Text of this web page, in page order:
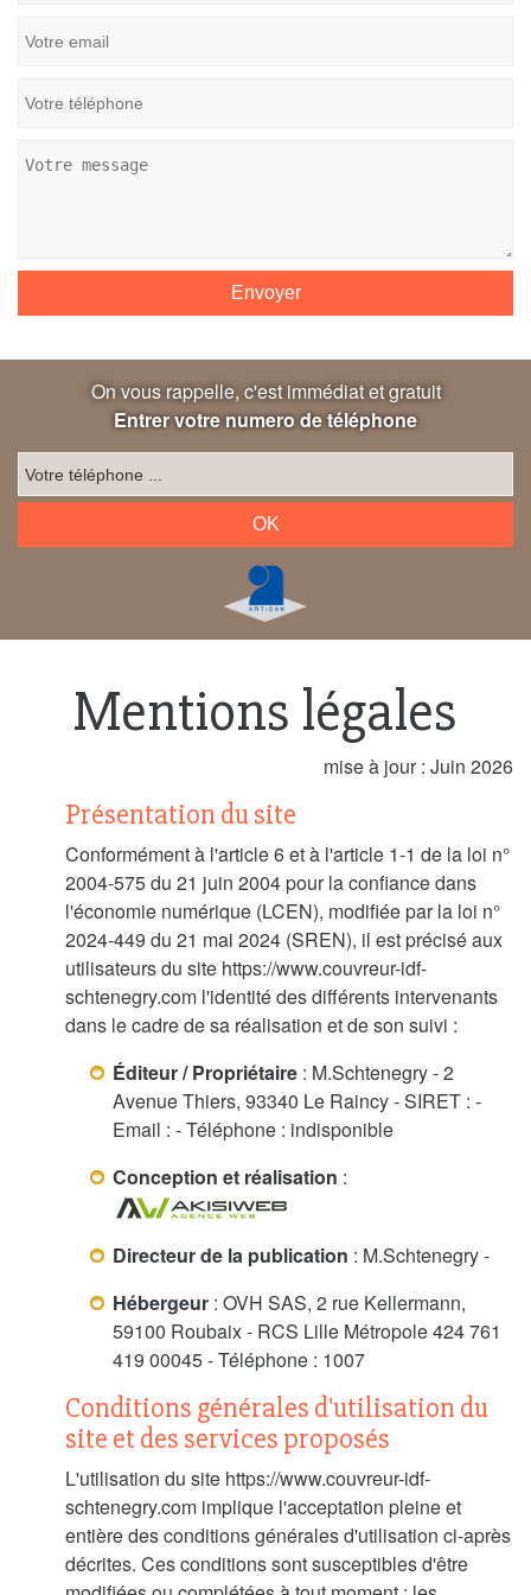
On vous rappelle, c'est immédiat et gratuit
Entrer votre numero de téléphone
Mentions légales
mise à jour : Juin 2026
Présentation du site
Conformément à l'article 6 et à l'article 1-1 de la loi n°
2004-575 du 21 juin 2004 pour la confiance dans
l'économie numérique (LCEN), modifiée par la loi n°
2024-449 du 21 mai 2024 (SREN), il est précisé aux
utilisateurs du site https://www.couvreur-idf-
schtenegry.com l'identité des différents intervenants
dans le cadre de sa réalisation et de son suivi :
Éditeur / Propriétaire : M.Schtenegry - 2
Avenue Thiers, 93340 Le Raincy - SIRET : -
Email : - Téléphone : indisponible
Conception et réalisation :
Directeur de la publication : M.Schtenegry -
Hébergeur : OVH SAS, 2 rue Kellermann,
59100 Roubaix - RCS Lille Métropole 424 761
419 00045 - Téléphone : 1007
Conditions générales d'utilisation du
site et des services proposés
L'utilisation du site https://www.couvreur-idf-
schtenegry.com implique l'acceptation pleine et
entière des conditions générales d'utilisation ci-après
décrites. Ces conditions sont susceptibles d'être